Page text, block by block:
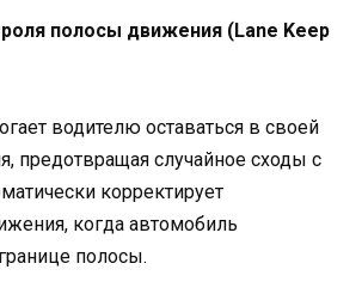
полосы движения (Lane Keep
водителю оставаться в своей
предотвращая случайное сходы с
корректирует
когда автомобиль
полосы.